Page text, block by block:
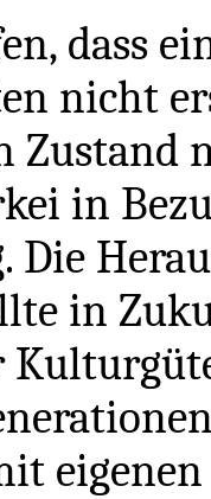
dass
nicht
Zustand
in
Die
in
eigenen